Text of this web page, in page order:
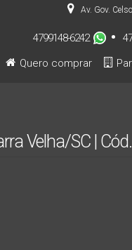
Av. Gov.
4799148-6242
Quero comprar
Velha/SC |